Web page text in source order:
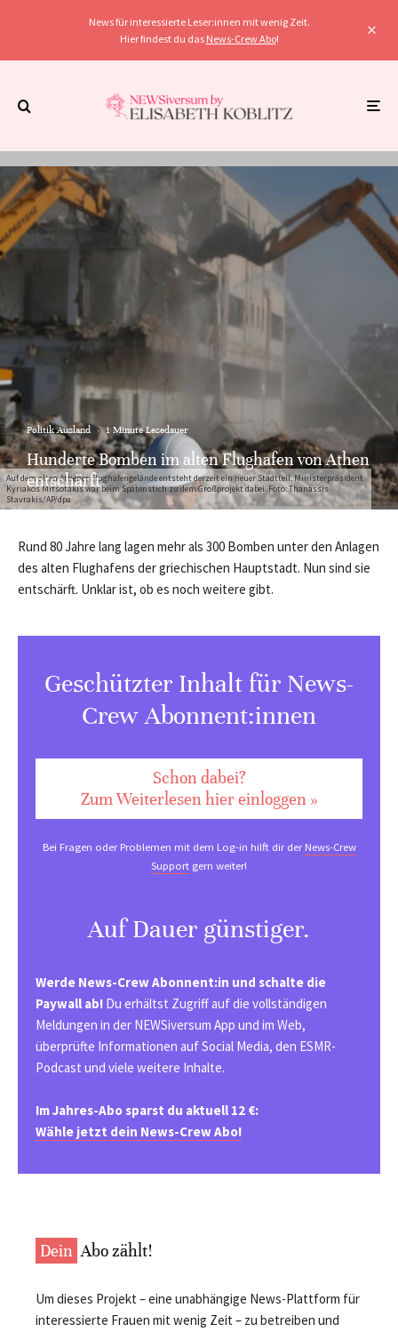
News für interessierte Leser:innen mit wenig Zeit.
Hier findest du das News-Crew Abo!
Auf dem alten Athener Flughafengelände entsteht derzeit ein neuer Stadtteil. Ministerpräsident
Kyriakos Mitsotakis war beim Spatenstich zu dem Großprojekt dabei. Foto: Thanassis
Stavrakis/AP/dpa
Politik Ausland · 1 Minute Lesedauer
Hunderte Bomben im alten Flughafen von Athen
entschärft
Rund 80 Jahre lang lagen mehr als 300 Bomben unter den Anlagen
des alten Flughafens der griechischen Hauptstadt. Nun sind sie
entschärft. Unklar ist, ob es noch weitere gibt.
Geschützter Inhalt für News-
Crew Abonnent:innen
Schon dabei?
Zum Weiterlesen hier einloggen »
Bei Fragen oder Problemen mit dem Log-in hilft dir derNews-Crew
Support gern weiter!
Auf Dauer günstiger.
Werde News-Crew Abonnent:in und schalte die
Paywall ab! Du erhältst Zugriff auf die vollständigen
Meldungen in der NEWSiversum App und im Web,
überprüfte Informationen auf Social Media, den ESMR-
Podcast und viele weitere Inhalte.
Im Jahres-Abo sparst du aktuell 12 €:
Wähle jetzt dein News-Crew Abo!
Dein Abo zählt!
Um dieses Projekt – eine unabhängige News-Plattform für
interessierte Frauen mit wenig Zeit – zu betreiben und